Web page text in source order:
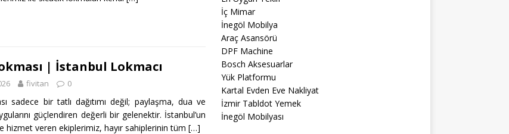
| İstanbul Lokmacı
fivitan 0
sadece bir tatlı dağıtımı değil; paylaşma, dua ve
güçlendiren değerli bir gelenektir. İstanbul’un
hizmet veren ekiplerimiz, hayır sahiplerinin tüm […]
İç Mimar
İnegöl Mobilya
Araç Asansörü
DPF Machine
Bosch Aksesuarlar
Yük Platformu
Kartal Evden Eve Nakliyat
İzmir Tabldot Yemek
İnegöl Mobilyası